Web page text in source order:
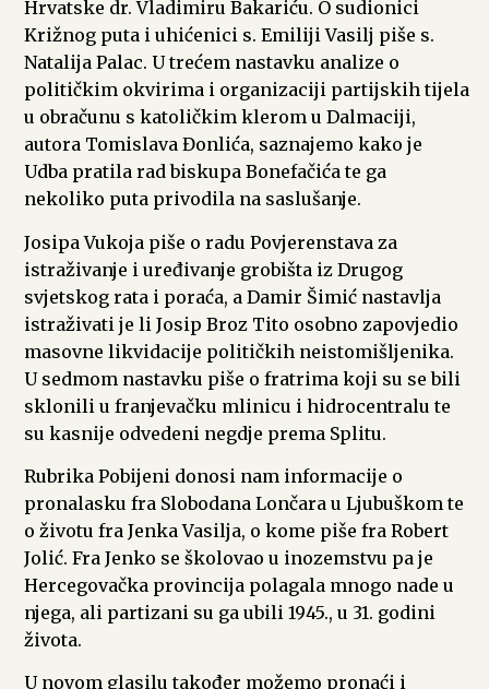
Hrvatske dr. Vladimiru Bakariću. O sudionici
Križnog puta i uhićenici s. Emiliji Vasilj piše s.
Natalija Palac. U trećem nastavku analize o
političkim okvirima i organizaciji partijskih tijela
u obračunu s katoličkim klerom u Dalmaciji,
autora Tomislava Đonlića, saznajemo kako je
Udba pratila rad biskupa Bonefačića te ga
nekoliko puta privodila na saslušanje.
Josipa Vukoja piše o radu Povjerenstava za
istraživanje i uređivanje grobišta iz Drugog
svjetskog rata i poraća, a Damir Šimić nastavlja
istraživati je li Josip Broz Tito osobno zapovjedio
masovne likvidacije političkih neistomišljenika.
U sedmom nastavku piše o fratrima koji su se bili
sklonili u franjevačku mlinicu i hidrocentralu te
su kasnije odvedeni negdje prema Splitu.
Rubrika Pobijeni donosi nam informacije o
pronalasku fra Slobodana Lončara u Ljubuškom te
o životu fra Jenka Vasilja, o kome piše fra Robert
Jolić. Fra Jenko se školovao u inozemstvu pa je
Hercegovačka provincija polagala mnogo nade u
njega, ali partizani su ga ubili 1945., u 31. godini
života.
U novom glasilu također možemo pronaći i